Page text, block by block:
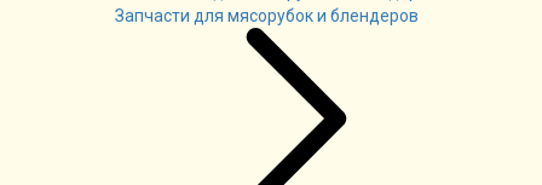
Запчасти для мясорубок и блендеров